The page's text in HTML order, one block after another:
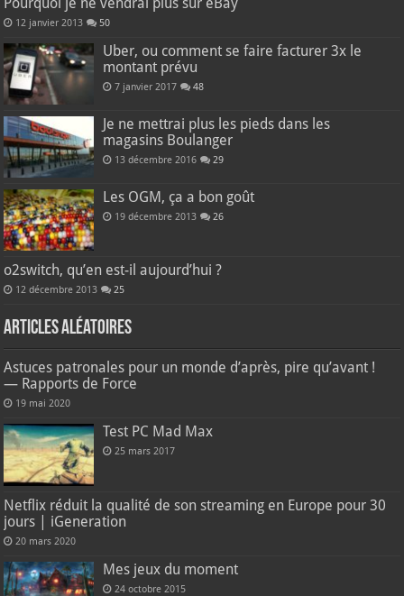
12 janvier 2013 50
Uber, ou comment se faire facturer 3x le
montant prévu
7 janvier 2017 48
Je ne mettrai plus les pieds dans les
magasins Boulanger
13 décembre 2016 29
Les OGM, ça a bon goût
19 décembre 2013 26
o2switch, qu’en est-il aujourd’hui ?
12 décembre 2013 25
Articles aléatoires
Astuces patronales pour un monde d’après, pire qu’avant !
— Rapports de Force
19 mai 2020
Test PC Mad Max
25 mars 2017
Netflix réduit la qualité de son streaming en Europe pour 30
jours | iGeneration
20 mars 2020
Mes jeux du moment
24 octobre 2015